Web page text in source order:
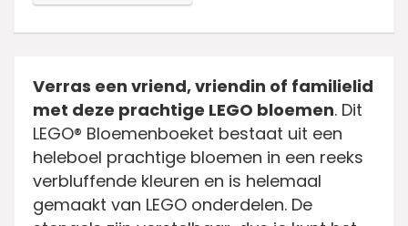
Verras een vriend, vriendin of familielid
met deze prachtige LEGO bloemen. Dit
LEGO® Bloemenboeket bestaat uit een
heleboel prachtige bloemen in een reeks
verbluffende kleuren en is helemaal
gemaakt van LEGO onderdelen. De